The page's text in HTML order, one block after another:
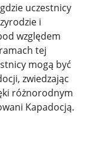
uczestnicy
i
względem
tej
mogą być
zwiedzając
różnorodnym
Kapadocją.